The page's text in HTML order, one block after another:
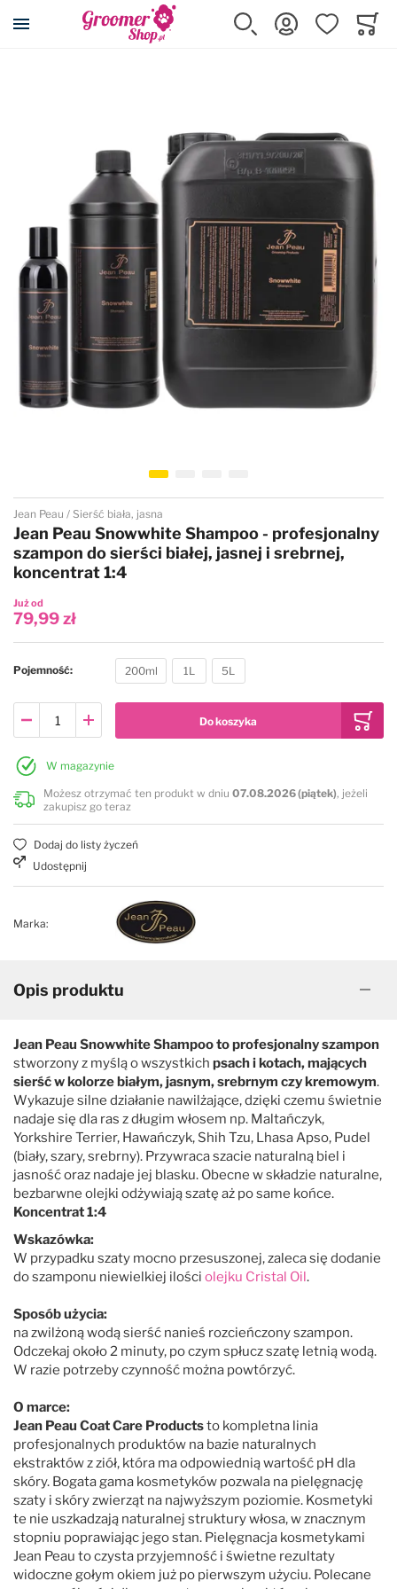
Przejdź na stronę główną
Szukaj Zaloguj sięUlubione
Przejdź na początek galerii
Jean Peau Sierść biała, jasna
Jean Peau Snowwhite Shampoo - profesjonalny
szampon do sierści białej, jasnej i srebrnej,
koncentrat 1:4
Już od
79,99 zł
Pojemność 200ml 1L 5L
W magazynie
Możesz otrzymać ten produkt w dniu 07.08.2026 (piątek), jeżeli
zakupisz go teraz
Dodaj do listy życzeń
Udostępnij
Marka:
Opis produktu
Jean Peau Snowwhite Shampoo to profesjonalny szampon
stworzony z myślą o wszystkich psach i kotach, mających
sierść w kolorze białym, jasnym, srebrnym czy kremowym.
Wykazuje silne działanie nawilżające, dzięki czemu świetnie
nadaje się dla ras z długim włosem np. Maltańczyk,
Yorkshire Terrier, Hawańczyk, Shih Tzu, Lhasa Apso, Pudel
(biały, szary, srebrny). Przywraca szacie naturalną biel i
jasność oraz nadaje jej blasku. Obecne w składzie naturalne,
bezbarwne olejki odżywiają szatę aż po same końce.
Koncentrat 1:4
Wskazówka:
W przypadku szaty mocno przesuszonej, zaleca się dodanie
do szamponu niewielkiej ilości olejku Cristal Oil.
Sposób użycia:
na zwilżoną wodą sierść nanieś rozcieńczony szampon.
Odczekaj około 2 minuty, po czym spłucz szatę letnią wodą.
W razie potrzeby czynność można powtórzyć.
O marce:
Jean Peau Coat Care Productsto kompletna linia
profesjonalnych produktów na bazie naturalnych
ekstraktów z ziół, która ma odpowiednią wartość pH dla
skóry. Bogata gama kosmetyków pozwala na pielęgnację
szaty i skóry zwierząt na najwyższym poziomie. Kosmetyki
te nie uszkadzają naturalnej struktury włosa, w znacznym
stopniu poprawiając jego stan. Pielęgnacja kosmetykami
Jean Peau to czysta przyjemność i świetne rezultaty
widoczne gołym okiem już po pierwszym użyciu. Polecane